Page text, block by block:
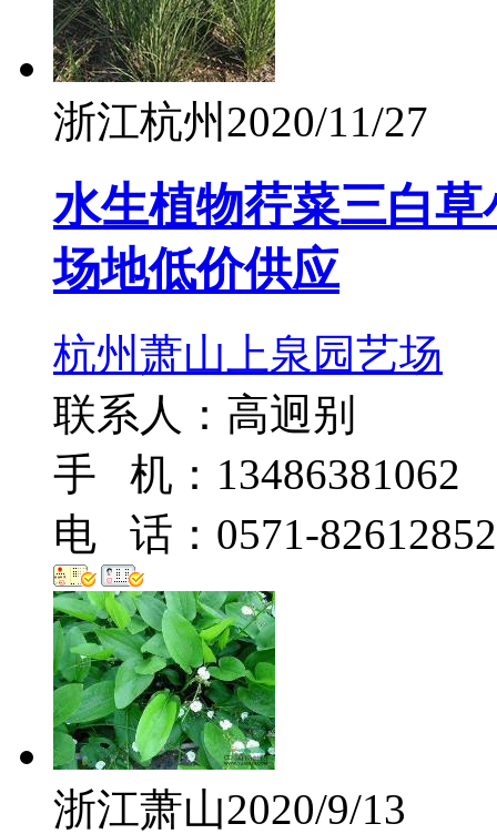
浙江杭州 2020/11/27
水生植物荇菜三白
场地低价供应
杭州萧山上泉园艺场
联系人：高迥别
手 机：13486381062
电 话：0571-82612852
浙江萧山2020/9/13